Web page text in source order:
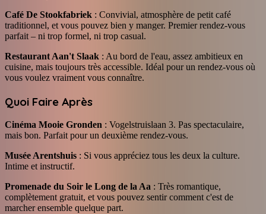
Café De Stookfabriek : Convivial, atmosphère de petit café
traditionnel, et vous pouvez bien y manger. Premier rendez-vous
parfait – ni trop formel, ni trop casual.
Restaurant Aan't Slaak : Au bord de l'eau, assez ambitieux en
cuisine, mais toujours très accessible. Idéal pour un rendez-vous où
vous voulez vraiment vous connaître.
Quoi Faire Après
Cinéma Mooie Gronden : Vogelstruislaan 3. Pas spectaculaire,
mais bon. Parfait pour un deuxième rendez-vous.
Musée Arentshuis : Si vous appréciez tous les deux la culture.
Intime et instructif.
Promenade du Soir le Long de la Aa : Très romantique,
complètement gratuit, et vous pouvez sentir comment c'est de
marcher ensemble quelque part.